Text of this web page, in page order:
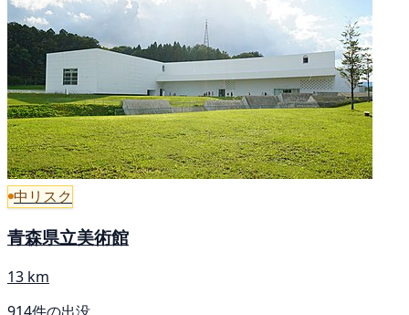
中リスク
青森県立美術館
13 km